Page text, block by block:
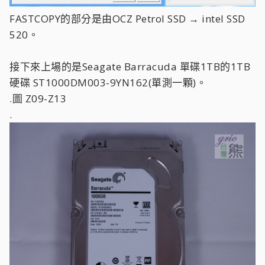
FASTCOPY的部分是由OCZ Petrol SSD → intel SSD
520。
接下來上場的是Seagate Barracuda 單碟1TB的1TB
硬碟 ST1000DM003-9YN162(單測一顆)。
.圖 Z09-Z13
.